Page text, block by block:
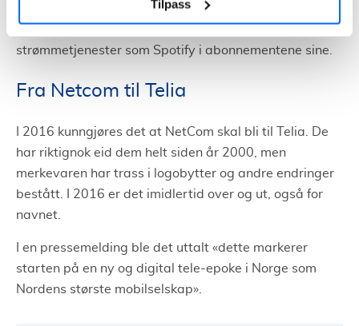
Tilpass
benytte seg av det, men først ute var de åkkesom. En
strømmetjenester som Spotify i abonnementene sine.
Fra Netcom til Telia
I 2016 kunngjøres det at NetCom skal bli til Telia. De
har riktignok eid dem helt siden år 2000, men
merkevaren har trass i logobytter og andre endringer
bestått. I 2016 er det imidlertid over og ut, også for
navnet.
I en pressemelding ble det uttalt «dette markerer
starten på en ny og digital tele-epoke i Norge som
Nordens største mobilselskap»